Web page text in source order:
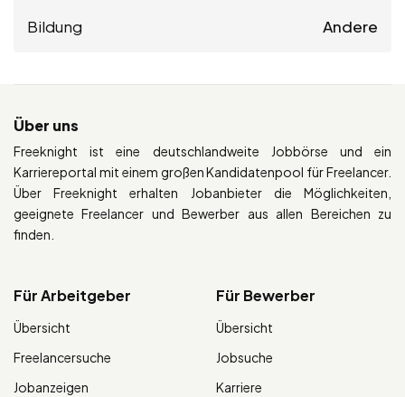
Bildung Andere
Über uns
Freeknight ist eine deutschlandweite Jobbörse und ein
Karriereportal mit einem großen Kandidatenpool für Freelancer.
Über Freeknight erhalten Jobanbieter die Möglichkeiten,
geeignete Freelancer und Bewerber aus allen Bereichen zu
finden.
Für Arbeitgeber
Übersicht
Freelancersuche
Jobanzeigen
Für Bewerber
Übersicht
Jobsuche
Karriere